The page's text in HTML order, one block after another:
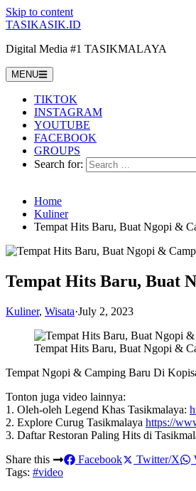
Skip to content
TASIKASIK.ID
Digital Media #1 TASIKMALAYA
MENU
TIKTOK
INSTAGRAM
YOUTUBE
FACEBOOK
GROUPS
Search for:
Home
Kuliner
Tempat Hits Baru, Buat Ngopi &
Tempat Hits Baru, Buat
Kuliner, Wisata·July 2, 2023
Tempat Hits Baru, Buat Ngopi &
Tempat Ngopi & Camping Baru Di
Tonton juga video lainnya:
1. Oleh-oleh Legend Khas Tasikmalaya:
2. Explore Curug Tasikmalaya https://
3. Daftar Restoran Paling Hits di
Share this
Facebook Twitter/X
Tags: #video